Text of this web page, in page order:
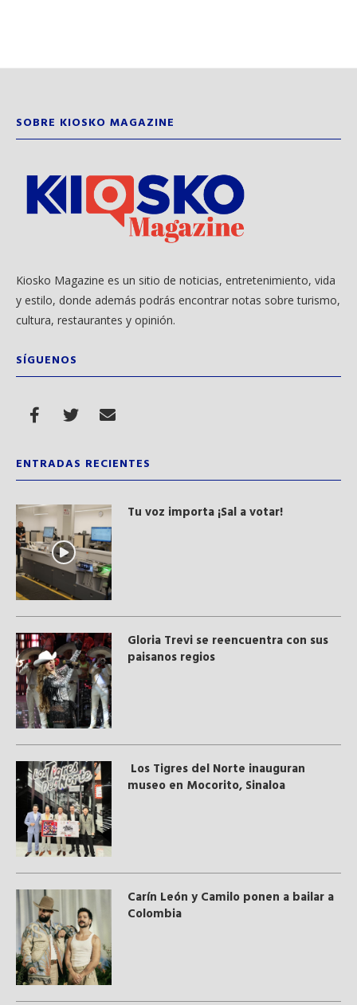
SOBRE KIOSKO MAGAZINE
Kiosko Magazine es un sitio de noticias, entretenimiento, vida
y estilo, donde además podrás encontrar notas sobre turismo,
cultura, restaurantes y opinión.
SÍGUENOS
ENTRADAS RECIENTES
Tu voz importa ¡Sal a votar!
Gloria Trevi se reencuentra con sus
paisanos regios
Los Tigres del Norte inauguran
museo en Mocorito, Sinaloa
Carín León y Camilo ponen a bailar a
Colombia